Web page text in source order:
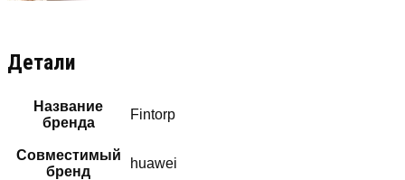
Детали
Название
бренда
Fintorp
Совместимый
бренд
huawei